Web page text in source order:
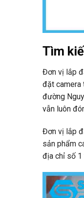
Tìm
Đơn vị lắp
đặt camera
đường
vẫn luôn
Đơn vị lắp
sản phẩm
địa chỉ số 1